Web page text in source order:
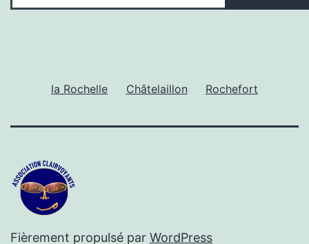
la Rochelle Châtelaillon Rochefort
Fièrement propulsé par WordPress